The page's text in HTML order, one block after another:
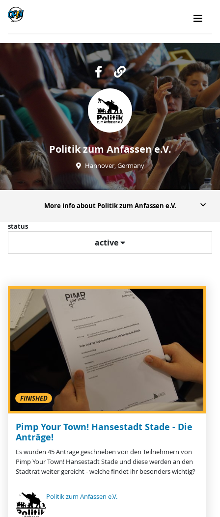
Politik zum Anfassen e.V.
Hannover, Germany
More info about Politik zum Anfassen e.V.
status
active
FINISHED
Pimp Your Town! Hansestadt Stade - Die
Anträge!
Es wurden 45 Anträge geschrieben von den Teilnehmern von
Pimp Your Town! Hansestadt Stade und diese werden an den
Stadtrat weiter gereicht - welche findet ihr besonders wichtig?
Politik zum Anfassen e.V.